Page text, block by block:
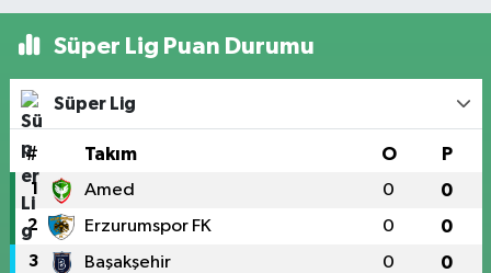
Süper Lig Puan Durumu
Süper Lig
# Takım O P
1 Amed 0 0
2 Erzurumspor FK 0 0
3 Başakşehir 0 0